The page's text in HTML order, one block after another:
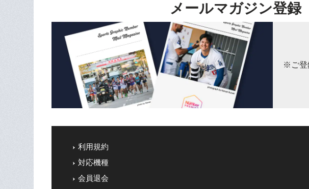
メールマガジン登録
※ご登
利用規約
対応機種
会員退会